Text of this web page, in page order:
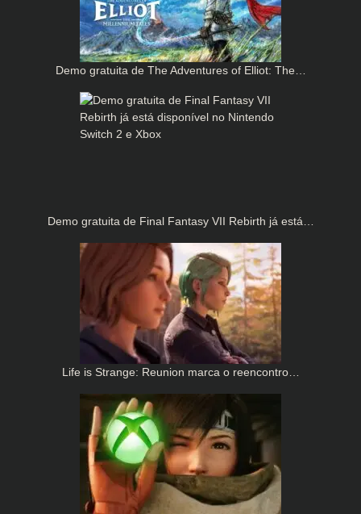
Demo gratuita de The Adventures of Elliot: The…
Demo gratuita de Final Fantasy VII Rebirth já está…
Life is Strange: Reunion marca o reencontro…